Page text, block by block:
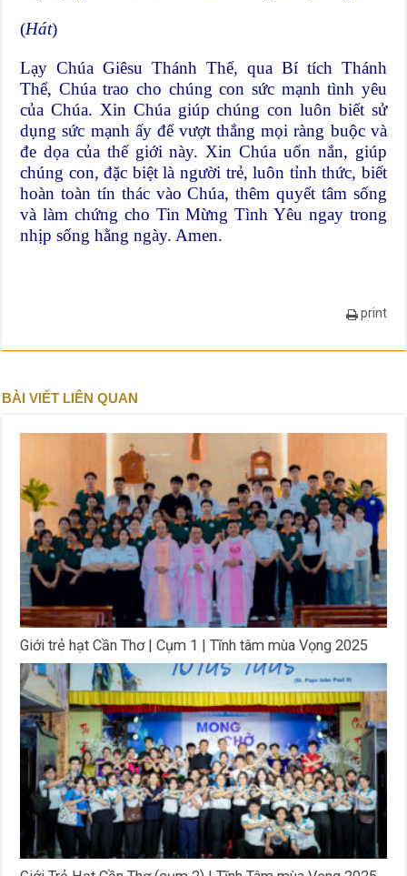
(Hát)
Lạy Chúa Giêsu Thánh Thể, qua Bí tích Thánh
Thể, Chúa trao cho chúng con sức mạnh tình yêu
của Chúa. Xin Chúa giúp chúng con luôn biết sử
dụng sức mạnh ấy để vượt thắng mọi ràng buộc và
đe dọa của thế giới này. Xin Chúa uốn nắn, giúp
chúng con, đặc biệt là người trẻ, luôn tỉnh thức, biết
hoàn toàn tín thác vào Chúa, thêm quyết tâm sống
và làm chứng cho Tin Mừng Tình Yêu ngay trong
nhịp sống hằng ngày. Amen.
print
BÀI VIẾT LIÊN QUAN
Giới trẻ hạt Cần Thơ | Cụm 1 | Tĩnh tâm mùa Vọng 2025